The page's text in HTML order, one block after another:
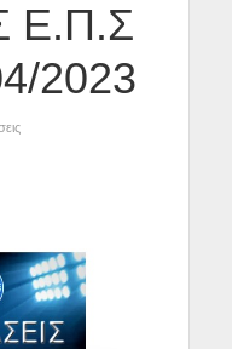
Ε.Π.Σ
2023